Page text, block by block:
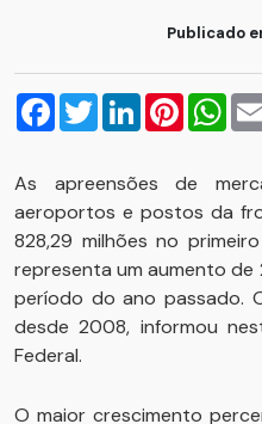
Publicado
Facebook
TwitterLinkedInPinterest
As apreensões de
aeroportos e postos da
828,29 milhões no
representa um aumento de
período do ano passado.
desde 2008, informou
Federal.
O maior crescimento